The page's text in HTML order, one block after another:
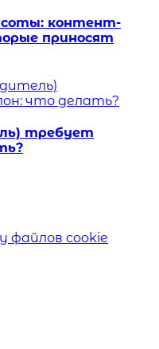
контент-
приносят
требует
файлов cookie